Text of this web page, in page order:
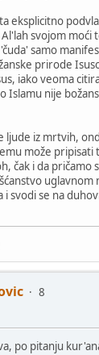
eksplicitno
svojom moći
samo
prirode
iako veoma
Islamu nije
ljude iz mrtvih,
može pripisati
čak i da pričamo
uglavnom
i svodi se na
8
po pitanju